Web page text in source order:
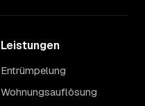
Leistungen
Entrümpelung
Wohnungsauflösung